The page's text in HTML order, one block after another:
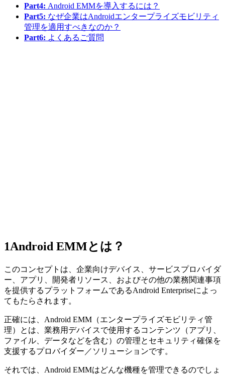
Part4: Android EMMを導入するには？
Part5: なぜ企業はAndroidエンタープライズモビリティ
管理を適用すべきなのか？
Part6: よくあるご質問
1Android EMMとは？
このコンセプトは、企業向けデバイス、サービスプロバイダ
ー、アプリ、開発者リソース、およびその他の業務関連事項
を提供するプラットフォームであるAndroid Enterpriseによっ
てもたらされます。
正確には、Android EMM（エンタープライズモビリティ管
理）とは、業務用デバイスで使用するコンテンツ（アプリ、
ファイル、データなどを含む）の管理とセキュリティ確保を
支援するプロバイダー／ソリューションです。
それでは、Android EMMはどんな機種を管理できるのでしょ